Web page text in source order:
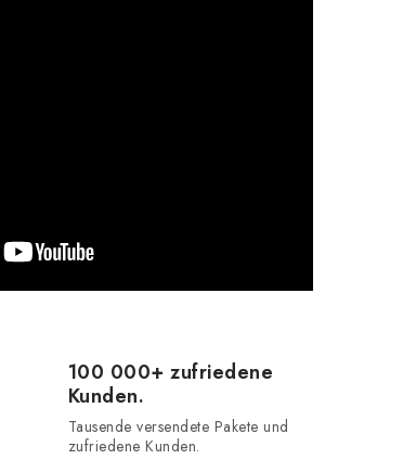
100 000+ zufriedene
Kunden.
Tausende versendete Pakete und
zufriedene Kunden.